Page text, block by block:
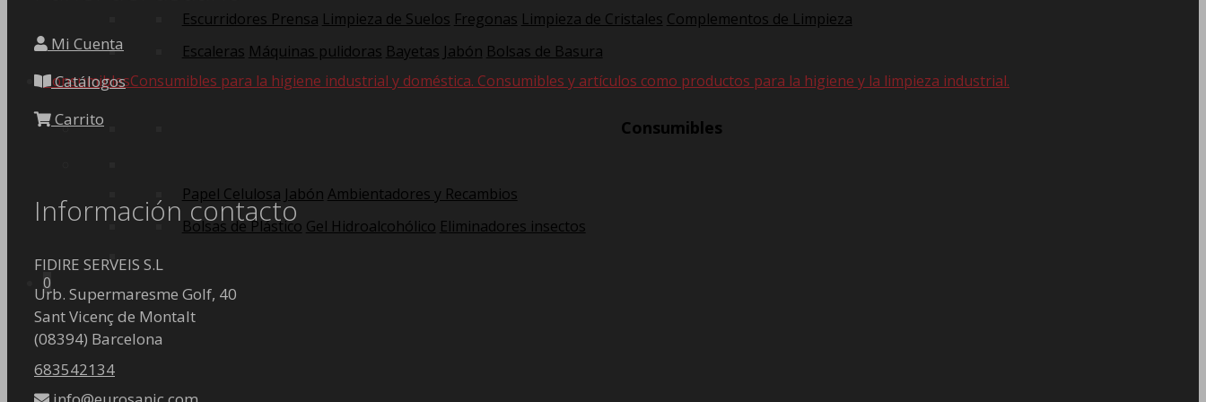
Escurridores Prensa Limpieza de Suelos Fregonas Limpieza de Cristales Complementos de Limpieza
Escaleras Máquinas pulidoras Bayetas Jabón Bolsas de Basura
ConsumiblesConsumibles para la higiene industrial y doméstica. Consumibles y artículos como productos para la higiene y la limpieza industrial.
Consumibles
Papel Celulosa Jabón Ambientadores y Recambios
Bolsas de Plástico Gel Hidroalcohólico Eliminadores insectos
0
Mi Cuenta
Catálogos
Carrito
Información contacto
FIDIRE SERVEIS S.L
Urb. Supermaresme Golf, 40
Sant Vicenç de Montalt
(08394) Barcelona
683542134